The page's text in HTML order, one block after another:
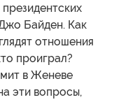
Байден. Как
отношения
проиграл?
в Женеве
эти вопросы,